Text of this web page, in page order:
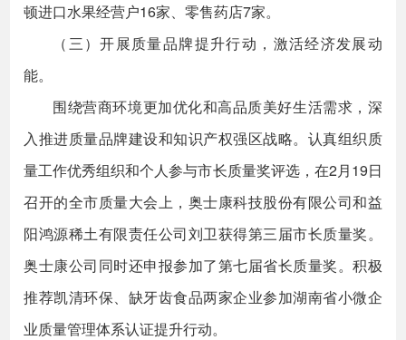
顿进口水果经营户16家、零售药店7家。
（三）开展质量品牌提升行动，激活经济发展动
能。
围绕营商环境更加优化和高品质美好生活需求，深
入推进质量品牌建设和知识产权强区战略。认真组织质
量工作优秀组织和个人参与市长质量奖评选，在2月19日
召开的全市质量大会上，奥士康科技股份有限公司和益
阳鸿源稀土有限责任公司刘卫获得第三届市长质量奖。
奥士康公司同时还申报参加了第七届省长质量奖。积极
推荐凯清环保、缺牙齿食品两家企业参加湖南省小微企
业质量管理体系认证提升行动。